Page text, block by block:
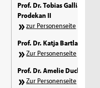
Prof. Dr. Tobias Galliat,
Prodekan II
zur Personenseite
Prof. Dr. Katja Bartlakowski
Zur Personenseite
Prof. Dr. Amelie Duckwitz
Zur Personenseite